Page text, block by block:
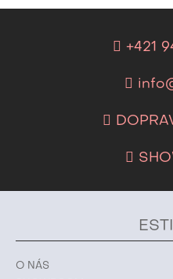
+421
O NÁS